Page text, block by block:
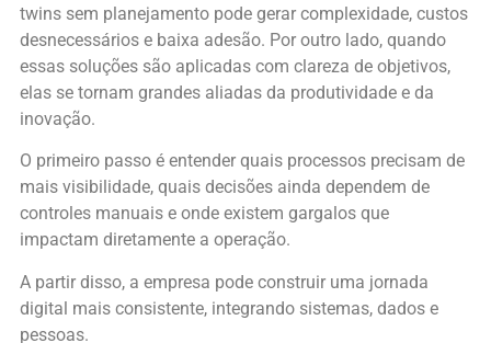
twins sem planejamento pode gerar complexidade, custos
desnecessários e baixa adesão. Por outro lado, quando
essas soluções são aplicadas com clareza de objetivos,
elas se tornam grandes aliadas da produtividade e da
inovação.
O primeiro passo é entender quais processos precisam de
mais visibilidade, quais decisões ainda dependem de
controles manuais e onde existem gargalos que
impactam diretamente a operação.
A partir disso, a empresa pode construir uma jornada
digital mais consistente, integrando sistemas, dados e
pessoas.